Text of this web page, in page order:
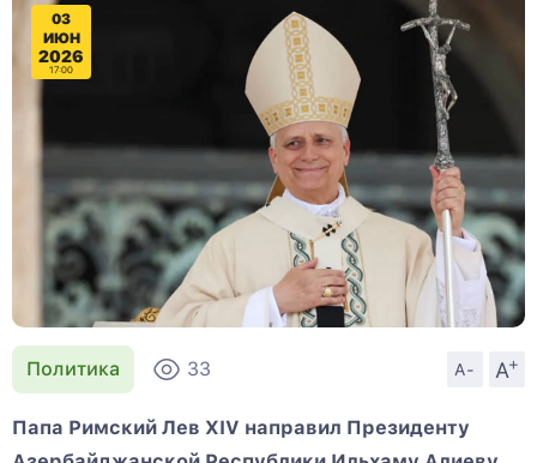
03
ИЮН
2026
17:00
Политика 33 A- A
+
Папа Римский Лев XIV направил Президенту